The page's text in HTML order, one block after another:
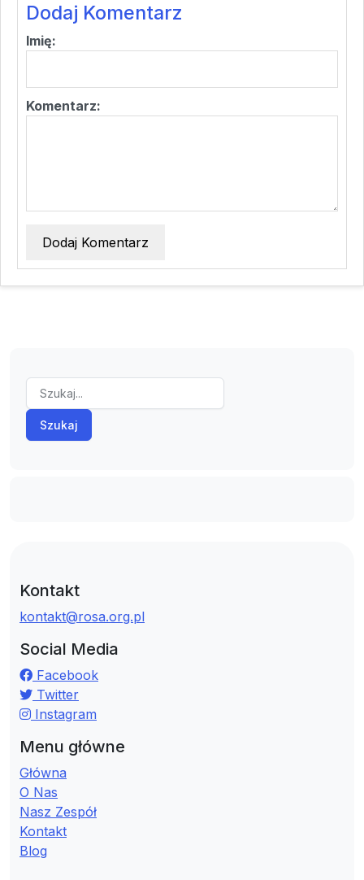
Dodaj Komentarz
Imię:
Komentarz:
Dodaj Komentarz
Szukaj
Kontakt
kontakt@rosa.org.pl
Social Media
Facebook
Twitter
Instagram
Menu główne
Główna
O Nas
Nasz Zespół
Kontakt
Blog